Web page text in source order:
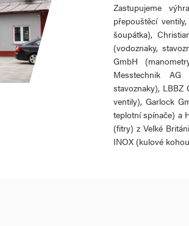
Zastupujeme
přepouštěcí
šoupátka),
(vodoznaky,
GmbH
Messtechnik AG
stavoznaky), LBBZ
ventily), Garlock
teplotní spínače) a
(fitry) z Velké
INOX (kulové